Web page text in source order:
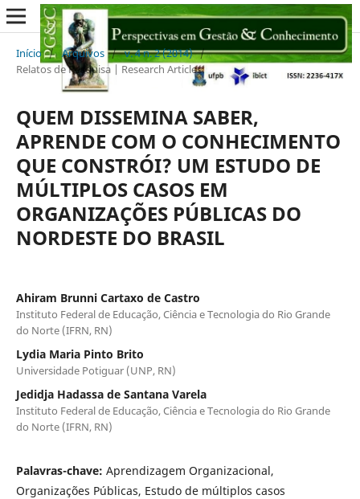
Início / Arquivos / v. 4 n. 2 (2014) /
Relatos de Pesquisa | Research Articles
QUEM DISSEMINA SABER,
APRENDE COM O CONHECIMENTO
QUE CONSTRÓI? UM ESTUDO DE
MÚLTIPLOS CASOS EM
ORGANIZAÇÕES PÚBLICAS DO
NORDESTE DO BRASIL
Ahiram Brunni Cartaxo de Castro
Instituto Federal de Educação, Ciência e Tecnologia do Rio Grande
do Norte (IFRN, RN)
Lydia Maria Pinto Brito
Universidade Potiguar (UNP, RN)
Jedidja Hadassa de Santana Varela
Instituto Federal de Educação, Ciência e Tecnologia do Rio Grande
do Norte (IFRN, RN)
Palavras-chave: Aprendizagem Organizacional,
Organizações Públicas, Estudo de múltiplos casos